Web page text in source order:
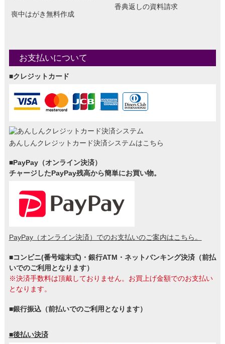
喪中はがき無料作成
香典返しの資料請求
お支払いについて
■クレジットカード
あんしんクレジットカード決済システムはこちら
■PayPay（オンライン決済）
チャージしたPayPay残高から簡単にお買い物。
PayPay（オンライン決済）でのお支払いのご案内はこちら。
■コンビニ(番号端末式)・銀行ATM・ネットバンキング決済（前払
いでのご利用となります）
※決済手数料は頂戴しておりません。お買上げ金額でのお支払い
となります。
■銀行振込（前払いでのご利用となります）
■後払い決済